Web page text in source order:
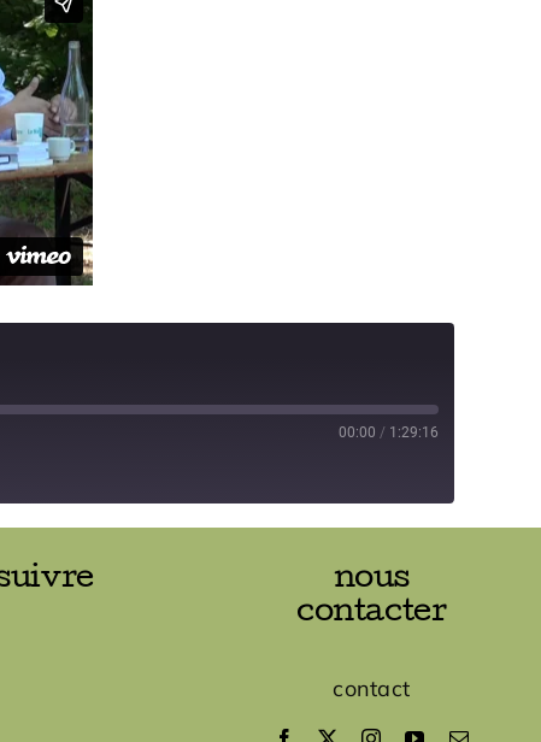
00:00 / 1:29:16
nous
contacter
contact